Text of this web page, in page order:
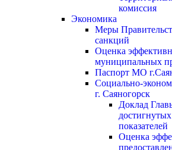
комиссия
Экономика
Меры
санкций
Оценка
муниципальных
Паспорт МО
Социально-
г. Саяногорск
Доклад
показателей
Оценка